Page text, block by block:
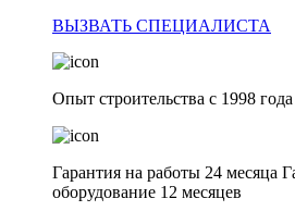
ВЫЗВАТЬ СПЕЦИАЛИСТА
Опыт строительства с 1998 года
Гарантия на работы 24 месяца
оборудование 12 месяцев